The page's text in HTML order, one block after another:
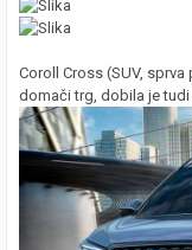
Coroll Cross (SUV,
domači trg, dobila je